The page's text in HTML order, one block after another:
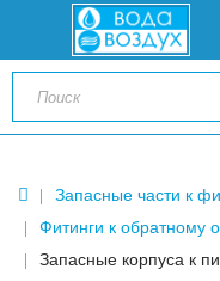
Запасные части к
Фитинги к обратному
Запасные корпуса к